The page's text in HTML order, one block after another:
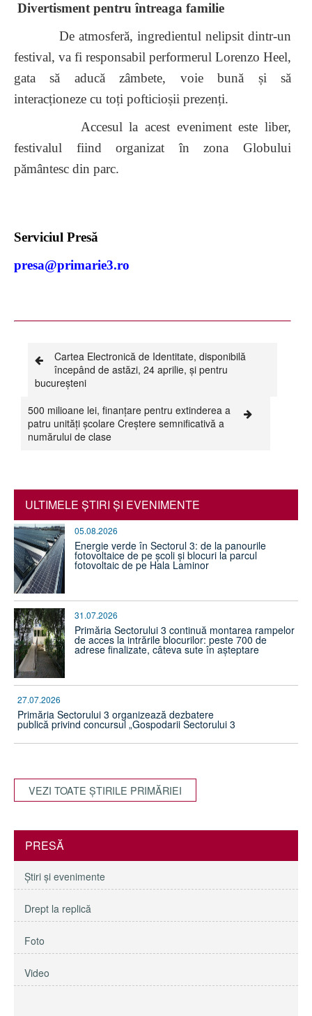
Divertisment pentru întreaga familie
De atmosferă, ingredientul nelipsit dintr-un
festival, va fi responsabil performerul Lorenzo Heel,
gata să aducă zâmbete, voie bună și să
interacționeze cu toți pofticioșii prezenți.
Accesul la acest eveniment este liber,
festivalul fiind organizat în zona Globului
pământesc din parc.
Serviciul Presă
presa@primarie3.ro
Cartea Electronică de Identitate, disponibilă
începând de astăzi, 24 aprilie, și pentru
bucureșteni
500 milioane lei, finanțare pentru extinderea a
patru unități școlare Creștere semnificativă a
numărului de clase
ULTIMELE ŞTIRI ŞI EVENIMENTE
05.08.2026
Energie verde în Sectorul 3: de la panourile
fotovoltaice de pe școli și blocuri la parcul
fotovoltaic de pe Hala Laminor
31.07.2026
Primăria Sectorului 3 continuă montarea rampelor
de acces la intrările blocurilor: peste 700 de
adrese finalizate, câteva sute în așteptare
27.07.2026
Primăria Sectorului 3 organizează dezbatere
publică privind concursul „Gospodarii Sectorului 3
VEZI TOATE ŞTIRILE PRIMĂRIEI
PRESĂ
Ştiri şi evenimente
Drept la replică
Foto
Video